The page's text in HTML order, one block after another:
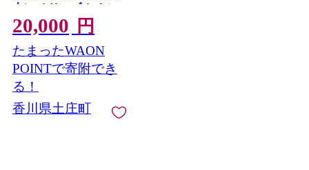
本） オリーブオイル
小豆島 調味料 オイル
油 セット
20,000 円
たまったWAON
POINTで寄附でき
る！
香川県土庄町